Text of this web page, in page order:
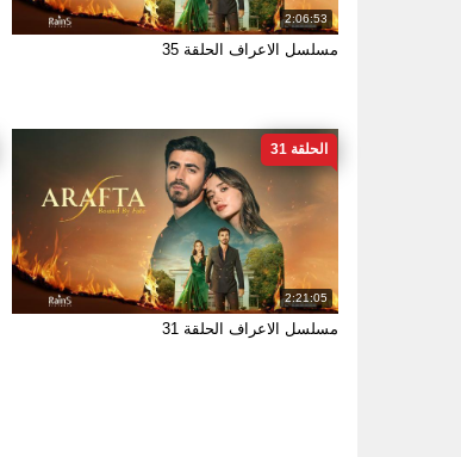
2:06:53
مسلسل الاعراف الحلقة 35
2:21:05
الحلقة 31
مسلسل الاعراف الحلقة 31